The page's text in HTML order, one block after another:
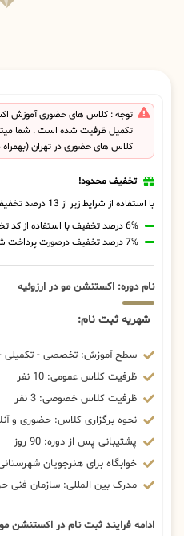
توجه : کلاس های حضوری آموزش
تکمیل ظرفیت شده است . شما
کلاس های حضوری در تهران
تخفیف محدود!
با استفاده از شرایط زیر از 13 درصد تخفیف بهره مند شوید.
6% درصد تخفیف با استفاده از کد تخفیف 20806
7% درصد تخفیف درصورت پرداخت شهریه با رمزارز
نام دوره: اکستنشن مو در ارزوئیه
شهریه ثبت نام:
سطح آموزش: تخصصی - تکمیلی -
ظرفیت کلاس عمومی: 10 نفر
ظرفیت کلاس خصوصی: 3 نفر
نحوه برگزاری کلاس: حضوری و
پشتیبانی پس از دوره: 90 روز
خوابگاه برای هنرجویان
مدرک بین المللی: سازمان فنی
ادامه فرایند ثبت نام در اکستنشن مو